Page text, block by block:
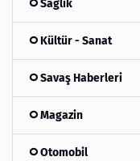
Sağlık
Kültür - Sanat
Savaş Haberleri
Magazin
Otomobil